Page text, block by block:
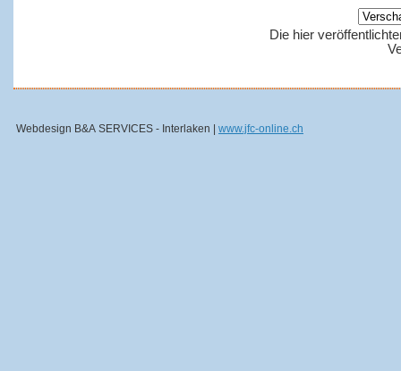
Die hier
Webdesign B&A SERVICES - Interlaken | www.jfc-online.ch